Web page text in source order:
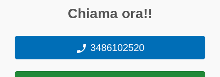
Chiama ora!!
3486102520